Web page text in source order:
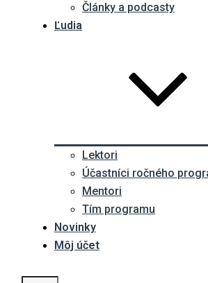
Články a podcasty
Ľudia
Lektori
Účastníci ročného
Mentori
Tím programu
Novinky
Môj účet